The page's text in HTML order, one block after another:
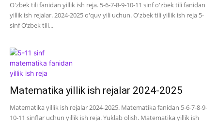
O'zbek tili fanidan yillik ish reja. 5-6-7-8-9-10-11 sinf o'zbek tili fanidan
yillik ish rejalar. 2024-2025 o'quv yili uchun. O'zbek tili yillik ish reja 5-
sinf O’zbek tili...
Matematika yillik ish rejalar 2024-2025
Matematika yillik ish rejalar 2024-2025. Matematika fanidan 5-6-7-8-9-
10-11 sinflar uchun yillik ish reja. Yuklab olish. Matematika yillik ish